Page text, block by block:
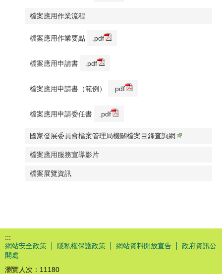
檔案應用作業流程
檔案應用作業要點 .pdf
檔案應用申請書 .pdf
檔案應用申請書（範例） .pdf
檔案應用申請委任書 .pdf
國家發展委員會檔案管理局機關檔案目錄查詢網
檔案應用服務宣導影片
檔案展覽資訊
:::
網站安全政策
隱私權保護政策 網站資料開放宣告
政府資訊公
開處
瀏覽人次： 11180